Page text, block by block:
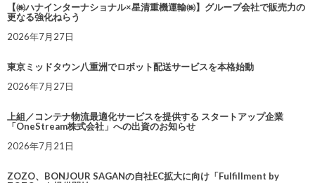
【㈱ハナインターナショナル×星清重機運輸㈱】グループ会社で販売力の
更なる強化ねらう
2026年7月27日
東京ミッドタウン八重洲でロボット配送サービスを本格始動
2026年7月27日
上組／コンテナ物流最適化サービスを提供する スタートアップ企業
「OneStream株式会社」への出資のお知らせ
2026年7月21日
ZOZO、BONJOUR SAGANの自社EC拡大に向け「Fulfillment by